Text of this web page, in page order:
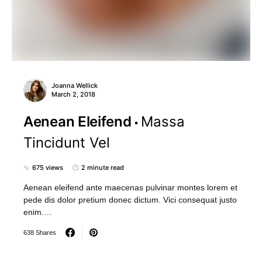
Joanna Wellick
March 2, 2018
Aenean Eleifend
Massa
Tincidunt Vel
675 views 2 minute read
Aenean eleifend ante maecenas pulvinar montes lorem et
pede dis dolor pretium donec dictum. Vici consequat justo
enim.…
638 Shares